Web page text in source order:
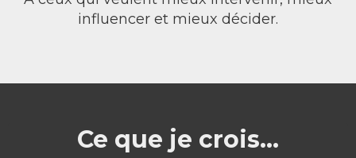
influencer et mieux décider.
Ce que je crois...